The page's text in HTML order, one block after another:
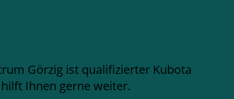
Görzig ist qualifizierter Kubota
Ihnen gerne weiter.